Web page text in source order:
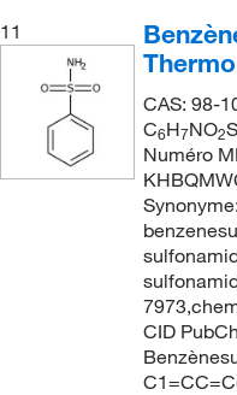
11
CAS: 98-
C6H7NO2
Numéro
CID